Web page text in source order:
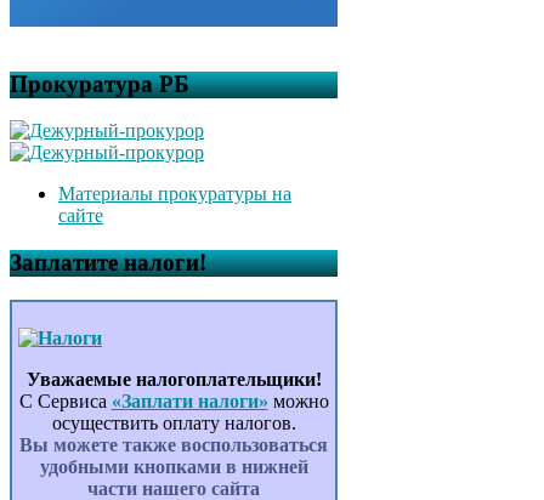
Прокуратура РБ
Материалы прокуратуры на
сайте
Заплатите налоги!
Уважаемые налогоплательщики!
С Сервиса «Заплати налоги» можно
осуществить оплату налогов.
Вы можете также воспользоваться
удобными кнопками в нижней
части нашего сайта